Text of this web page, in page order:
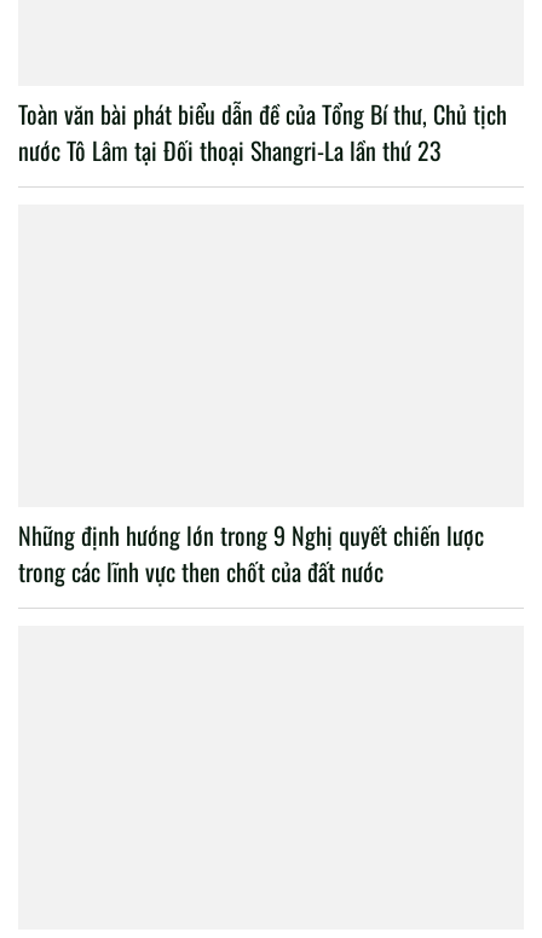
Toàn văn bài phát biểu dẫn đề của Tổng Bí thư, Chủ tịch
nước Tô Lâm tại Đối thoại Shangri-La lần thứ 23
Những định hướng lớn trong 9 Nghị quyết chiến lược
trong các lĩnh vực then chốt của đất nước